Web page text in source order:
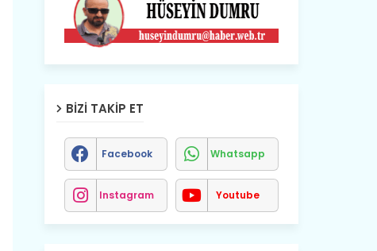
BIZI TAKIP ET
Facebook Whatsapp
Instagram Youtube